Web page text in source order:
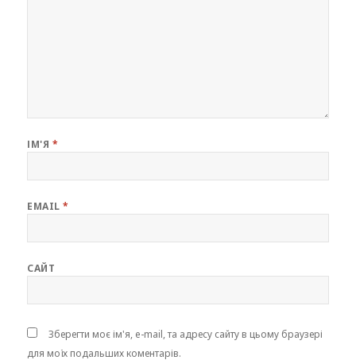
ІМ'Я *
EMAIL*
САЙТ
Зберегти моє ім'я, e-mail, та адресу сайту в цьому браузері
для моїх подальших коментарів.